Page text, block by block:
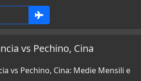
vs Pechino, Cina
vs Pechino, Cina: Medie Mensili e